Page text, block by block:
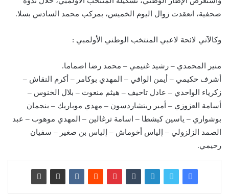
صحفية، انعقدت زوال اليوم الخميس، بمركب محمد السادس بسلا.
وكالآتي لائحة لاعبي المنتخب الوطني الأولمبي :
منير المحمدي – رشيد غنيمي – محمد رضا اصماما.
أشرف حكيمي – أيمن الوافي – المهدي بوكامر – أكرم النقاش –
زكرياء الواحدي – عادل تاحيف – هيثم منعوت – بلال الخنوس –
أسامة العزوزي – أمير ريتشاردسون – مهدي موباريك – بنجمان
بوشواري – ياسين كيشطا – اسامة ترغالين – المهدي موهوب – عبد
الصمد الزلزولي – إلياس أخوماش – إلياس بن صغير – سفيان
رحيمي.